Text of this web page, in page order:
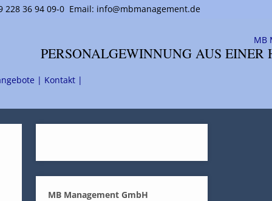
228 36 94 09-0 Email: info@mbmanagement.de
PERSONALGEWINNUNG AUS
| Kontakt |
MB Management GmbH